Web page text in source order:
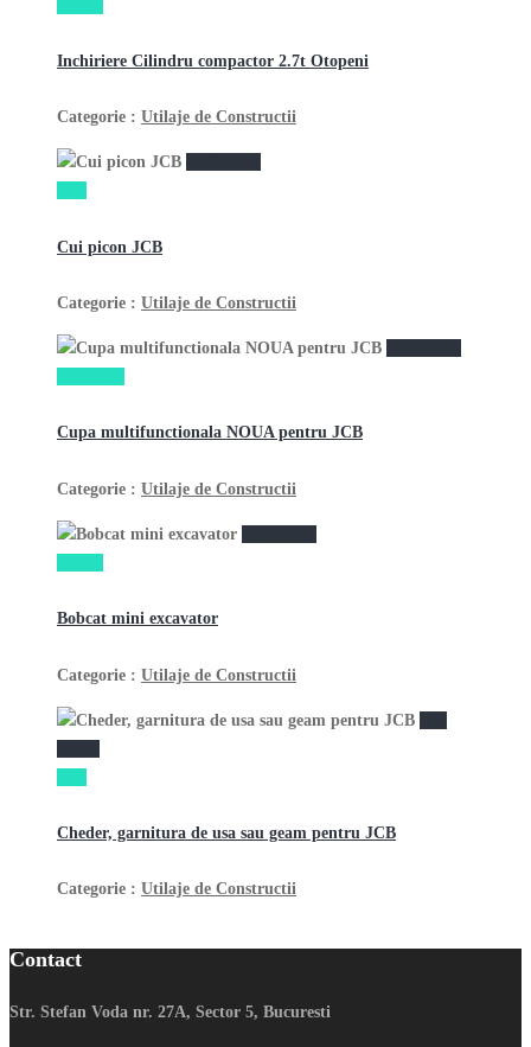
Inchiriere Cilindru compactor 2.7t Otopeni
Categorie : Utilaje de Constructii
Cui picon JCB
Categorie : Utilaje de Constructii
Cupa multifunctionala NOUA pentru JCB
Categorie : Utilaje de Constructii
Bobcat mini excavator
Categorie : Utilaje de Constructii
Cheder, garnitura de usa sau geam pentru JCB
Categorie : Utilaje de Constructii
Contact
Str. Stefan Voda nr. 27A, Sector 5, Bucuresti